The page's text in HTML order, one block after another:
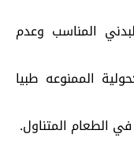
المناسب وعدم
الممنوعه طبيا
الطعام المتناول.